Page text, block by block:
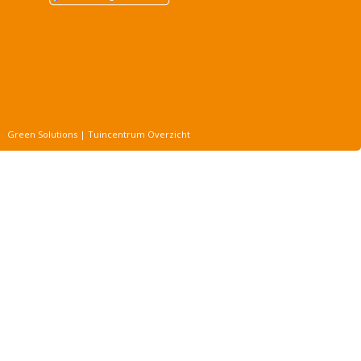
Green Solutions | Tuincentrum Overzicht